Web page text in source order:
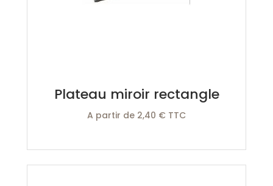
Plateau miroir rectangle
A partir de 2,40 € TTC